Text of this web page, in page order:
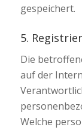
gespeichert.
5.
Die
auf der
Welche